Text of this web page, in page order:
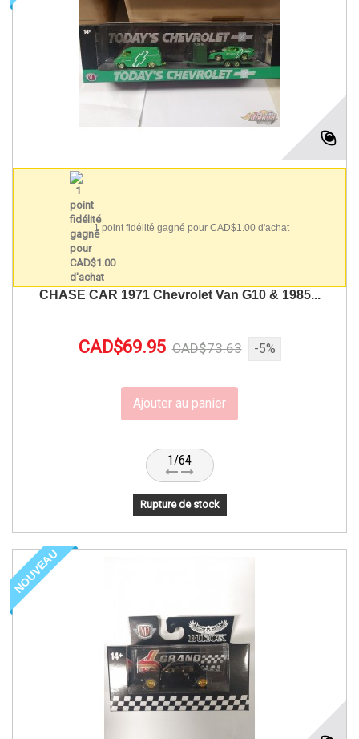
1 point fidélité gagné pour CAD$1.00 d'achat
CHASE CAR 1971 Chevrolet Van G10 & 1985...
CAD$69.95 CAD$73.63 -5%
Ajouter au panier
1/64
Rupture de stock
NOUVEAU